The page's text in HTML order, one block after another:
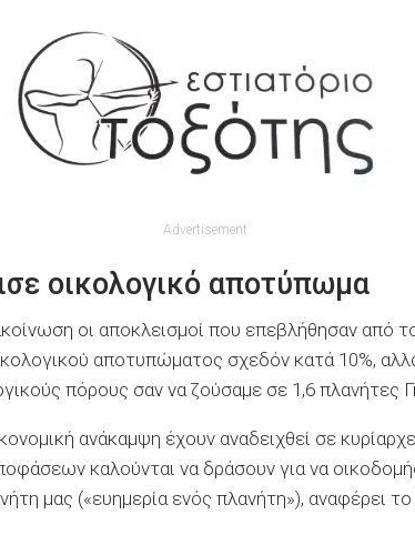
Advertisement
οικολογικό αποτύπωμα
οι αποκλεισμοί που επεβλήθησαν από
αποτυπώματος σχεδόν κατά 10%,
πόρους σαν να ζούσαμε σε 1,6 πλανήτες
ανάκαμψη έχουν αναδειχθεί σε
καλούνται να δράσουν για να
μας («ευημερία ενός πλανήτη»), αναφέρει